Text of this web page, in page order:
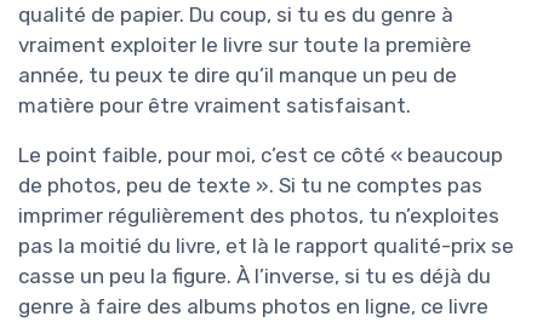
qualité de papier. Du coup, si tu es du genre à
vraiment exploiter le livre sur toute la première
année, tu peux te dire qu’il manque un peu de
matière pour être vraiment satisfaisant.
Le point faible, pour moi, c’est ce côté « beaucoup
de photos, peu de texte ». Si tu ne comptes pas
imprimer régulièrement des photos, tu n’exploites
pas la moitié du livre, et là le rapport qualité-prix se
casse un peu la figure. À l’inverse, si tu es déjà du
genre à faire des albums photos en ligne, ce livre